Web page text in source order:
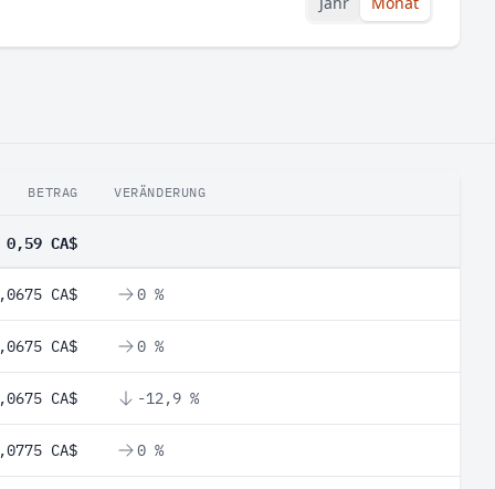
BETRAG VERÄNDERUNG
0,59 CA$
CA$ 0 %
CA$ 0 %
CA$ -12,9 %
CA$ 0 %